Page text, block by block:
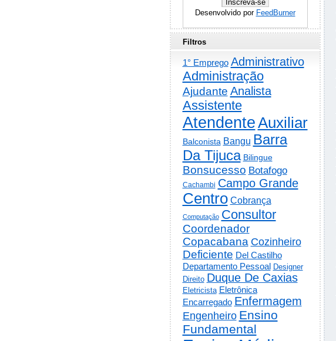
Desenvolvido por FeedBurner
Filtros
1° Emprego Administrativo
Administração
Ajudante Analista
Assistente
AtendenteAuxiliar
Balconista Bangu Barra
Da Tijuca Bilingue
Bonsucesso Botafogo
Cachambi Campo Grande
Centro Cobrança
Computação Consultor
Coordenador
Copacabana Cozinheiro
Deficiente Del Castilho
Departamento Pessoal Designer
Direito Duque De Caxias
Eletricista Eletrônica
Encarregado Enfermagem
Engenheiro Ensino
Fundamental